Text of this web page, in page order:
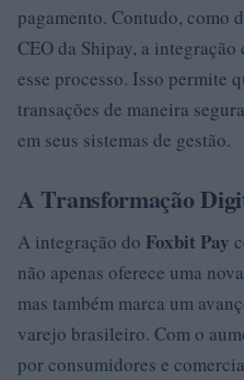
pagamento. Contudo, como
CEO da Shipay, a
esse processo. Isso permite
transações de maneira
em seus sistemas de gestão.
A Transformação
A integração do Foxbit Pay
não apenas oferece uma
mas também marca um
varejo brasileiro. Com o
por consumidores e